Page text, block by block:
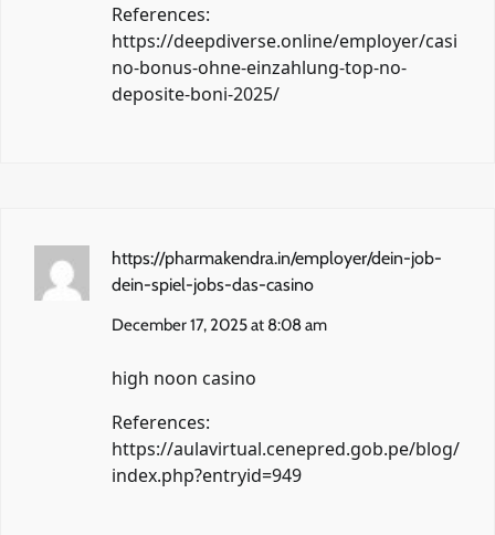
References:
https://deepdiverse.online/employer/casi
no-bonus-ohne-einzahlung-top-no-
deposite-boni-2025/
https://pharmakendra.in/employer/dein-job-
dein-spiel-jobs-das-casino
December 17, 2025 at 8:08 am
high noon casino
References:
https://aulavirtual.cenepred.gob.pe/blog/
index.php?entryid=949